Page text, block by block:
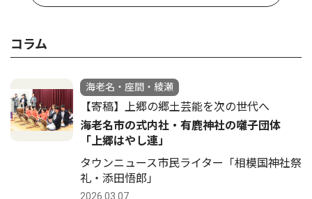
コラム
海老名・座間・綾瀬
【寄稿】上郷の郷土芸能を次の世代へ
海老名市の式内社・有鹿神社の囃子団体
「上郷はやし連」
タウンニュース市民ライター「相模国神社祭
礼・添田悟郎」
2026.03.07